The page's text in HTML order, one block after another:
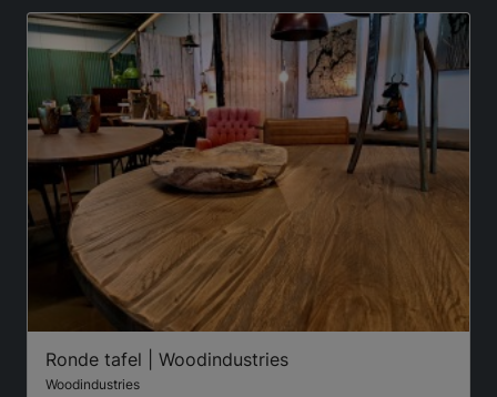
Ronde tafel | Woodindustries
Woodindustries